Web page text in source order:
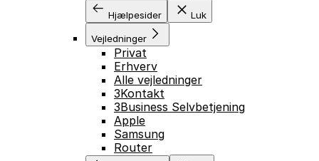
Hjælpesider Luk
Vejledninger
Privat
Erhverv
Alle vejledninger
3Kontakt
3Business Selvbetjening
Apple
Samsung
Router